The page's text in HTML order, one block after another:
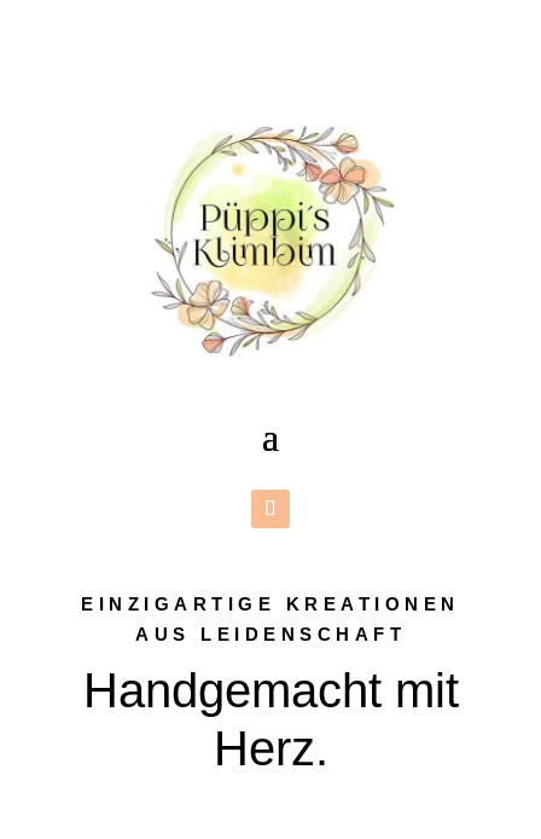
EINZIGARTIGE KREATIONEN
AUS LEIDENSCHAFT
Handgemacht mit
Herz.